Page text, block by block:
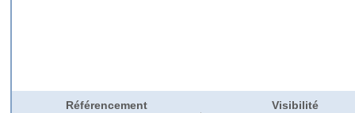
Référencement Visibilité